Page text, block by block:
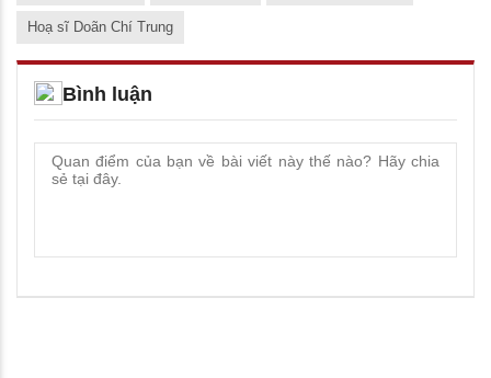
Hoạ sĩ Doãn Chí Trung
Bình luận